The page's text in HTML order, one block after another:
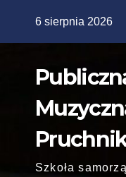
6 sierpnia 2026
Szkoła